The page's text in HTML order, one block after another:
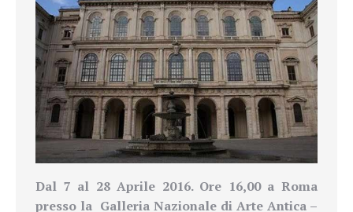
Dal 7 al 28 Aprile 2016. Ore 16,00 a Roma
presso la Galleria Nazionale di Arte Antica –